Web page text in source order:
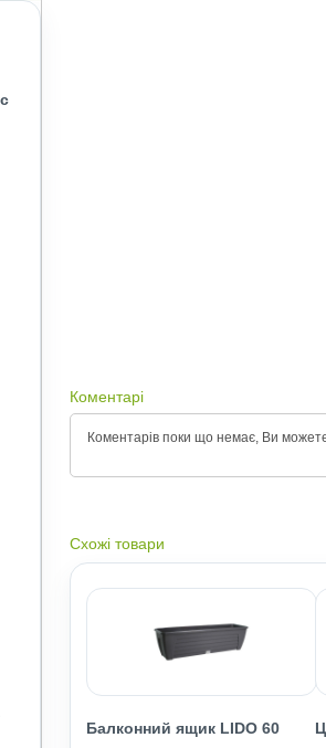
Коментарі
Коментарів поки що немає, Ви
Схожі товари
Балконний ящик LIDO 60